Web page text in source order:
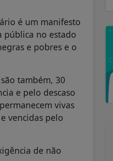
é um manifesto
pública no estado
e pobres e o
também, 30
e pelo descaso
vivas
vencidas pelo
de não